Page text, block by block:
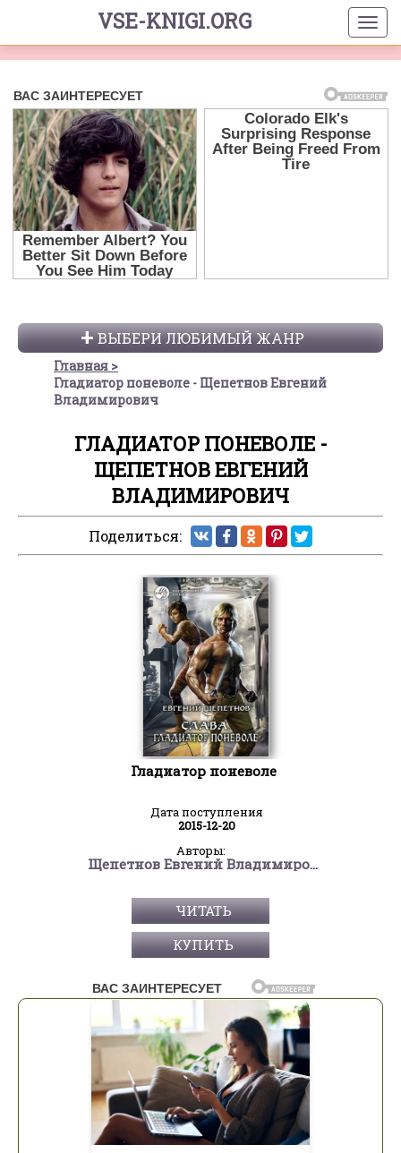
VSE-KNIGI.ORG
ВЫБЕРИ ЛЮБИМЫЙ ЖАНР
Главная
Гладиатор поневоле - Щепетнов Евгений
Владимирович
ГЛАДИАТОР ПОНЕВОЛЕ -
ЩЕПЕТНОВ ЕВГЕНИЙ
ВЛАДИМИРОВИЧ
Поделиться:
Гладиатор поневоле
Дата поступления
2015-12-20
Авторы:
Щепетнов Евгений Владимирович
ЧИТАТЬ
КУПИТЬ